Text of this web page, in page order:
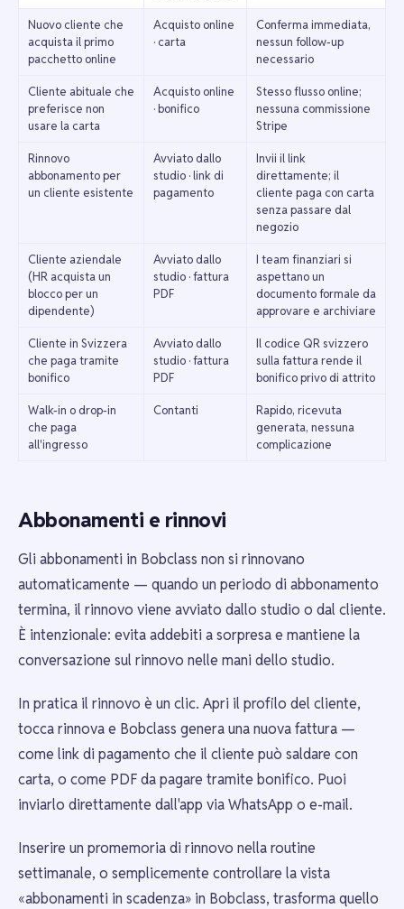
Nuovo cliente che
acquista il primo
pacchetto online
Acquisto online
· carta
Conferma immediata,
nessun follow-up
necessario
Cliente abituale che
preferisce non
usare la carta
Acquisto online
· bonifico
Stesso flusso online;
nessuna commissione
Stripe
Rinnovo
abbonamento per
un cliente esistente
Avviato dallo
studio · link di
pagamento
Invii il link
direttamente; il
cliente paga con carta
senza passare dal
negozio
Cliente aziendale
(HR acquista un
blocco per un
dipendente)
Avviato dallo
studio · fattura
PDF
I team finanziari si
aspettano un
documento formale da
approvare e archiviare
Cliente in Svizzera
che paga tramite
bonifico
Avviato dallo
studio · fattura
PDF
Il codice QR svizzero
sulla fattura rende il
bonifico privo di attrito
Walk-in o drop-in
che paga
all'ingresso
Contanti
Rapido, ricevuta
generata, nessuna
complicazione
Abbonamenti e rinnovi
Gli abbonamenti in Bobclass non si rinnovano
automaticamente — quando un periodo di abbonamento
termina, il rinnovo viene avviato dallo studio o dal cliente.
È intenzionale: evita addebiti a sorpresa e mantiene la
conversazione sul rinnovo nelle mani dello studio.
In pratica il rinnovo è un clic. Apri il profilo del cliente,
tocca rinnova e Bobclass genera una nuova fattura —
come link di pagamento che il cliente può saldare con
carta, o come PDF da pagare tramite bonifico. Puoi
inviarlo direttamente dall'app via WhatsApp o e-mail.
Inserire un promemoria di rinnovo nella routine
settimanale, o semplicemente controllare la vista
«abbonamenti in scadenza» in Bobclass, trasforma quello